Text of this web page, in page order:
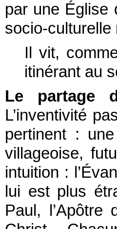
par une Église
socio-culturelle
Il vit,
itinérant au
Le partage
L’inventivité
pertinent :
villageoise,
intuition :
lui est plus
Paul,